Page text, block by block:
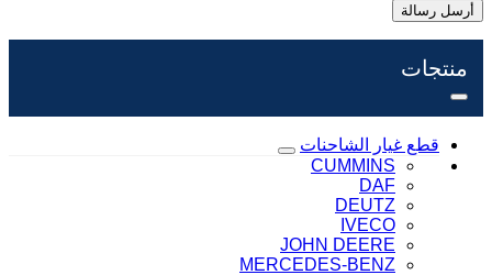
أرسل رسالة
منتجات
قطع غيار الشاحنات
CUMMINS
DAF
DEUTZ
IVECO
JOHN DEERE
MERCEDES-BENZ